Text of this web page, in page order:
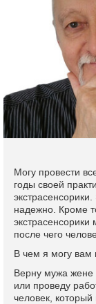
Могу провести
годы своей
надежно. Кроме
после чего
В чем я могу вам
Верну мужа жене
или проведу
человек,